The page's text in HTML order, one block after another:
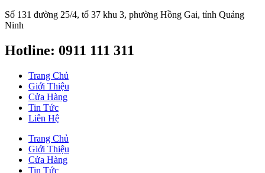
Số 131 đường 25/4, tổ 37 khu 3, phường Hồng Gai, tỉnh Quảng
Ninh
Hotline: 0911 111 311
Trang Chủ
Giới Thiệu
Cửa Hàng
Tin Tức
Liên Hệ
Trang Chủ
Giới Thiệu
Cửa Hàng
Tin Tức